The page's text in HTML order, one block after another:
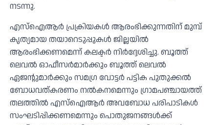
നടന്നു.
എസ്ഐആര്‍ പ്രക്രിയകള്‍ ആരംഭിക്കുന്നതിന് മുമ്പ്
കൃത്യമായ തയാറെടുപ്പുകള്‍ ജില്ലയില്‍
ആരംഭിക്കണമെന്ന് കലക്ടര്‍ നിര്‍ദ്ദേശിച്ചു. ബൂത്ത്
ലെവല്‍ ഓഫീസര്‍മാര്‍ക്കും ബൂത്ത് ലെവല്‍
ഏജന്റുമാര്‍ക്കും സമഗ്ര വോട്ടര്‍ പട്ടിക പുതുക്കല്‍
ബോധവത്കരണം നല്‍കനമെന്നും ഗ്രാമപഞ്ചായത്ത്
തലത്തില്‍ എസ്ഐആര്‍ അവബോധ പരിപാടികള്‍
സംഘടിപ്പിക്കണമെന്നും പൊതുജനങ്ങള്‍ക്ക്